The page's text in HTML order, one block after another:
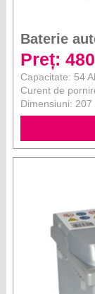
Baterie
Preț:
Capacitate: 54
Curent de
Dimensiuni: